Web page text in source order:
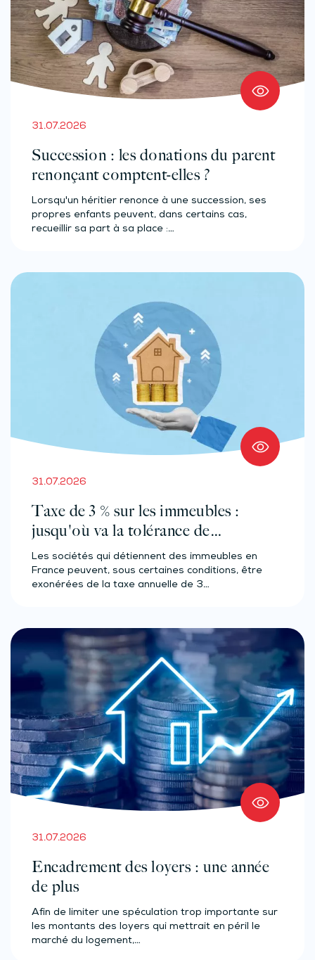
31.07.2026
Succession : les donations du parent
renonçant comptent-elles ?
Lorsqu'un héritier renonce à une succession, ses
propres enfants peuvent, dans certains cas,
recueillir sa part à sa place :…
31.07.2026
Taxe de 3 % sur les immeubles :
jusqu'où va la tolérance de
l'administration ?
Les sociétés qui détiennent des immeubles en
France peuvent, sous certaines conditions, être
exonérées de la taxe annuelle de 3…
31.07.2026
Encadrement des loyers : une année
de plus
Afin de limiter une spéculation trop importante sur
les montants des loyers qui mettrait en péril le
marché du logement,…